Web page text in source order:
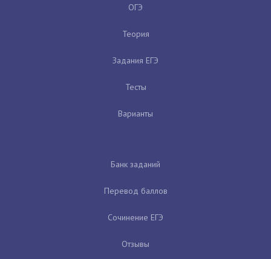
ОГЭ
Теория
Задания ЕГЭ
Тесты
Варианты
Банк заданий
Перевод баллов
Сочинение ЕГЭ
Отзывы